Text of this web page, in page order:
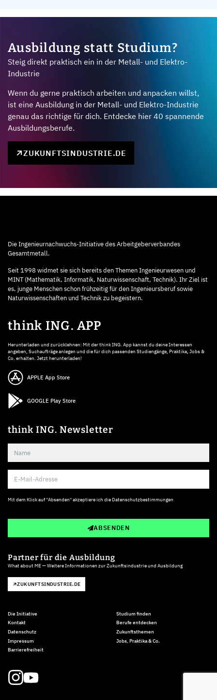
Ausbildung statt Studium?
Steig direkt praktisch ein in der Metall- und Elektro-
Industrie
Wenn du gerne praktisch arbeiten und anpacken willst,
ist eine Ausbildung in der Metall- und Elektro-Industrie
genau das richtige für dich. Entdecke hier 40 spannende
Ausbildungsberufe.
ZUKUNFTSINDUSTRIE.DE
Die Ingenieurnachwuchs-Initiative des Arbeitgeberverbandes
Gesamtmetall.
Seit 1998 widmet sie sich bereits den Themen Ingenieurwesen und
MINT (Mathematik, Informatik, Naturwissenschaft, Technik). Ihr Ziel ist
es, junge Menschen schon frühzeitig für den Ingenieursberuf sowie
Naturwissenschaften und Technik zu begeistern.
think ING. APP
Herunterladen und zurücklehnen: Mit der think ING. App kannst du deine Interessen
angeben, Suchaufträge anlegen und die für dich passenden Studiengänge, Praktika, Jobs &
Co. erhalten. Jetzt herunterladen!
APPLE App Store
GOOGLE Play Store
think ING. Newsletter
Mit dem Klick auf "Absenden" akzeptiere ich die Datenschutzbestimmungen
ABSENDEN
Partner für die Ausbildung
What about ME — Weitere Informationen zur Zukunftsindustrie und Ausbildung
ZUKUNFTSINDUSTRIE.DE
Die Initiative
Kontakt
Datenschutz
Impressum
Barrierefreiheit
Studium finden
Berufe entdecken
Zukunftsthemen
Jobs, Praktika & Co.